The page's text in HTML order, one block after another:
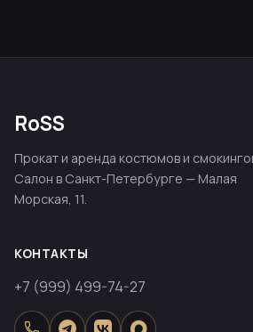
RoSS
Прокат и аренда костюмов и
Салон в Санкт-Петербурге — Малая
Морская, 11.
КОНТАКТЫ
+7 (999) 499-74-27